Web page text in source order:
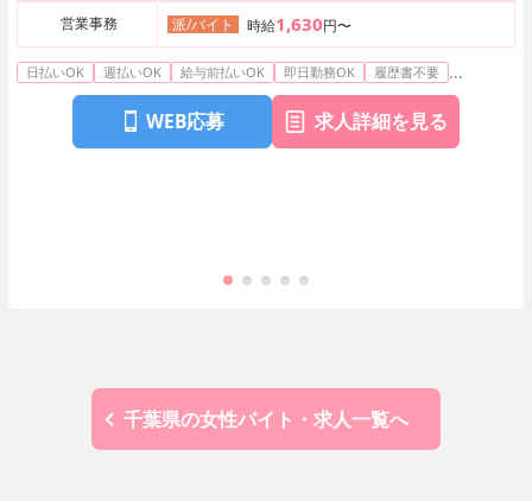
営業事務
派/バイト 時給1,630円〜
日払いOK 週払いOK 給与前払いOK 即日勤務OK 履歴書不要 ...
WEB応募 求人詳細を見る
千葉県の女性バイト・求人一覧へ